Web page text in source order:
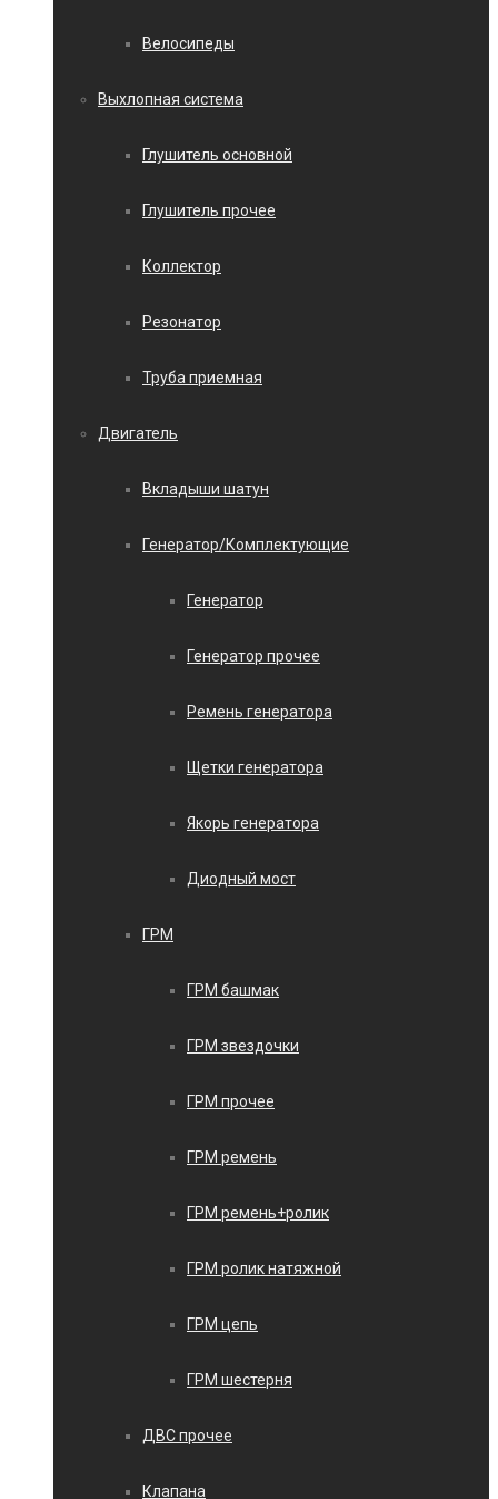
Велосипеды
Выхлопная система
Глушитель основной
Глушитель прочее
Коллектор
Резонатор
Труба приемная
Двигатель
Вкладыши шатун
Генератор/Комплектующие
Генератор
Генератор прочее
Ремень генератора
Щетки генератора
Якорь генератора
Диодный мост
ГРМ
ГРМ башмак
ГРМ звездочки
ГРМ прочее
ГРМ ремень
ГРМ ремень+ролик
ГРМ ролик натяжной
ГРМ цепь
ГРМ шестерня
ДВС прочее
Клапана